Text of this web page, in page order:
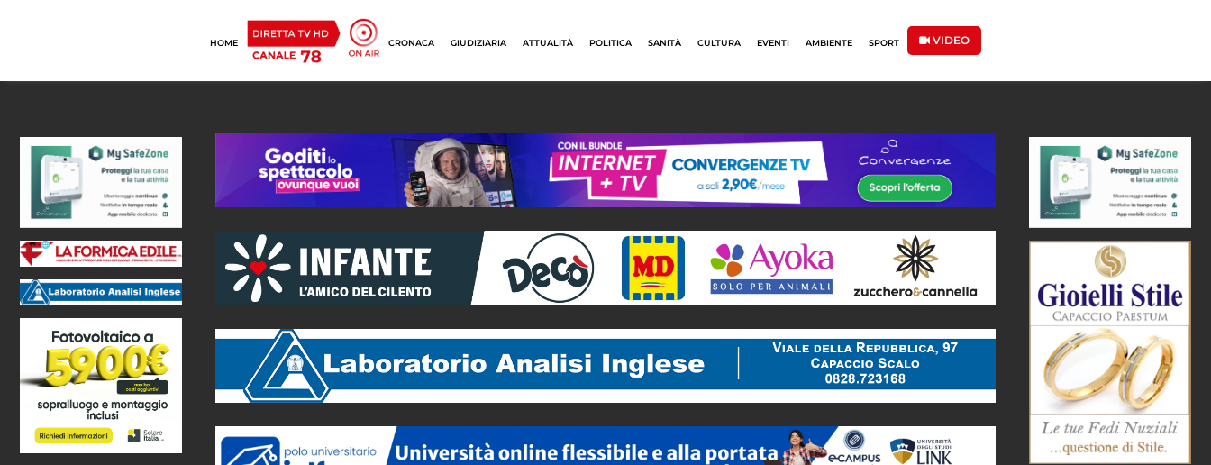
HOME CRONACA GIUDIZIARIA ATTUALITÀ POLITICA SANITÀ CULTURA EVENTI AMBIENTE SPORT VIDEO